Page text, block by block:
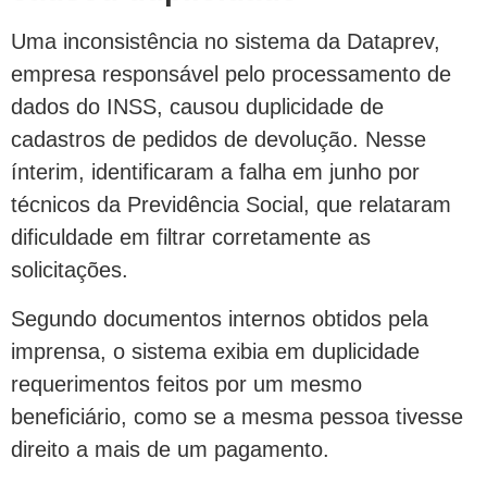
Uma inconsistência no sistema da Dataprev,
empresa responsável pelo processamento de
dados do INSS, causou duplicidade de
cadastros de pedidos de devolução. Nesse
ínterim, identificaram a falha em junho por
técnicos da Previdência Social, que relataram
dificuldade em filtrar corretamente as
solicitações.
Segundo documentos internos obtidos pela
imprensa, o sistema exibia em duplicidade
requerimentos feitos por um mesmo
beneficiário, como se a mesma pessoa tivesse
direito a mais de um pagamento.